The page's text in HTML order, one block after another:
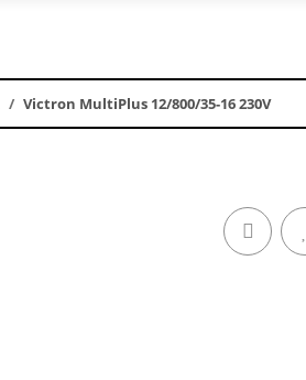
Victron MultiPlus 12/800/35-16 230V